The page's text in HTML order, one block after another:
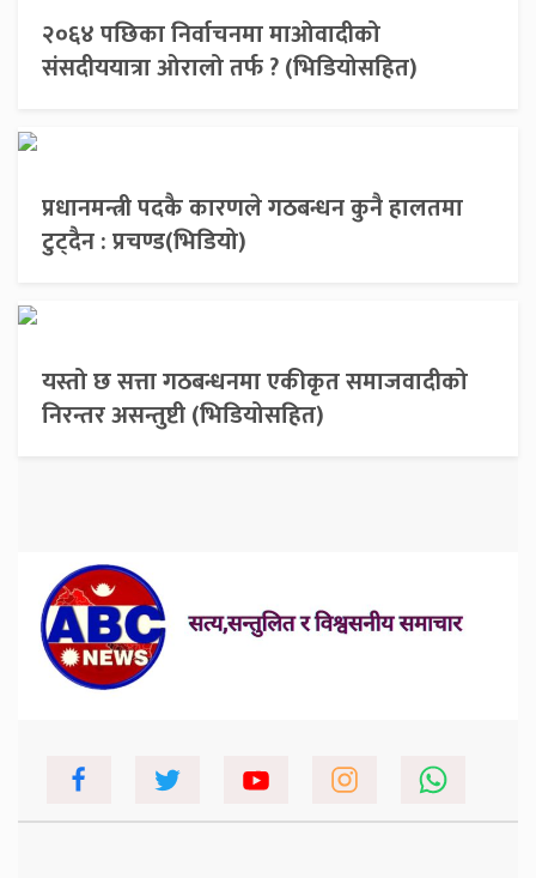
२०६४ पछिका निर्वाचनमा माओवादीको
संसदीययात्रा ओरालो तर्फ ? (भिडियोसहित)
प्रधानमन्त्री पदकै कारणले गठबन्धन कुनै हालतमा
टुट्दैन : प्रचण्ड(भिडियो)
यस्तो छ सत्ता गठबन्धनमा एकीकृत समाजवादीको
निरन्तर असन्तुष्टी (भिडियोसहित)